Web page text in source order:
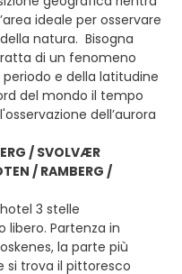
ideale per osservare
natura. Bisogna
di un fenomeno
e della latitudine
del mondo il tempo
dell’aurora
/ SVOLVÆR
/ RAMBERG /
3 stelle
libero. Partenza in
la parte più
si trova il pittoresco